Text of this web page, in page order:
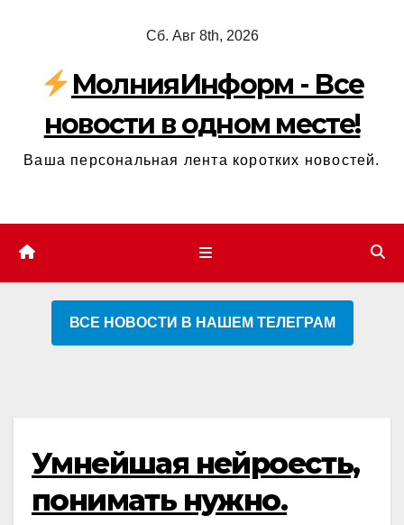
содержимому
Сб. Авг 8th, 2026
МолнияИнформ - Все
новости в одном месте!
Ваша персональная лента коротких новостей.
ВСЕ НОВОСТИ В НАШЕМ ТЕЛЕГРАМ
Умнейшая нейроесть,
понимать нужно.